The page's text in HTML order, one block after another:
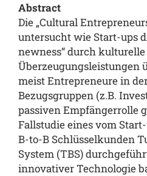
Abstract
Die „Cultural
untersucht wie Start-ups
newness“ durch kulturelle
Überzeugungsleistungen
meist Entrepreneure in
Bezugsgruppen (z.B.
passiven Empfängerrolle
Fallstudie eines vom
B-to-B Schlüsselkunden
System (TBS)
innovativer Technologie